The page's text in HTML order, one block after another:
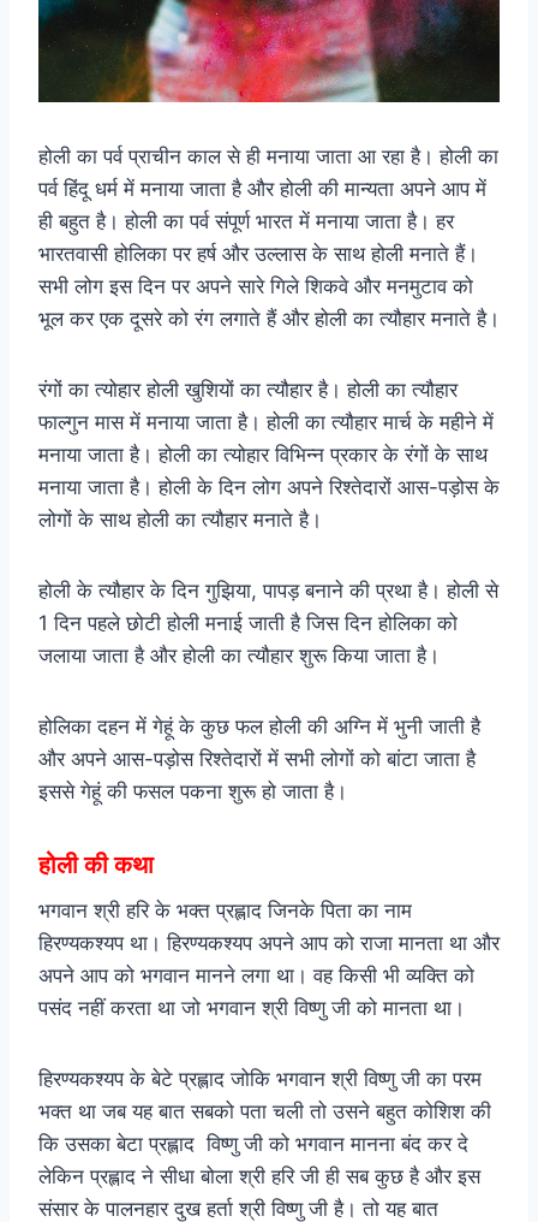
होली का पर्व प्राचीन काल से ही मनाया जाता आ रहा है। होली का
पर्व हिंदू धर्म में मनाया जाता है और होली की मान्यता अपने आप में
ही बहुत है। होली का पर्व संपूर्ण भारत में मनाया जाता है। हर
भारतवासी होलिका पर हर्ष और उल्लास के साथ होली मनाते हैं।
सभी लोग इस दिन पर अपने सारे गिले शिकवे और मनमुटाव को
भूल कर एक दूसरे को रंग लगाते हैं और होली का त्यौहार मनाते है।
रंगों का त्योहार होली खुशियों का त्यौहार है। होली का त्यौहार
फाल्गुन मास में मनाया जाता है। होली का त्यौहार मार्च के महीने में
मनाया जाता है। होली का त्योहार विभिन्न प्रकार के रंगों के साथ
मनाया जाता है। होली के दिन लोग अपने रिश्तेदारों आस-पड़ोस के
लोगों के साथ होली का त्यौहार मनाते है।
होली के त्यौहार के दिन गुझिया, पापड़ बनाने की प्रथा है। होली से
1 दिन पहले छोटी होली मनाई जाती है जिस दिन होलिका को
जलाया जाता है और होली का त्यौहार शुरू किया जाता है।
होलिका दहन में गेहूं के कुछ फल होली की अग्नि में भुनी जाती है
और अपने आस-पड़ोस रिश्तेदारों में सभी लोगों को बांटा जाता है
इससे गेहूं की फसल पकना शुरू हो जाता है।
होली की कथा
भगवान श्री हरि के भक्त प्रह्लाद जिनके पिता का नाम
हिरण्यकश्यप था। हिरण्यकश्यप अपने आप को राजा मानता था और
अपने आप को भगवान मानने लगा था। वह किसी भी व्यक्ति को
पसंद नहीं करता था जो भगवान श्री विष्णु जी को मानता था।
हिरण्यकश्यप के बेटे प्रह्लाद जोकि भगवान श्री विष्णु जी का परम
भक्त था जब यह बात सबको पता चली तो उसने बहुत कोशिश की
कि उसका बेटा प्रह्लाद विष्णु जी को भगवान मानना बंद कर दे
लेकिन प्रह्लाद ने सीधा बोला श्री हरि जी ही सब कुछ है और इस
संसार के पालनहार दुख हर्ता श्री विष्णु जी है। तो यह बात